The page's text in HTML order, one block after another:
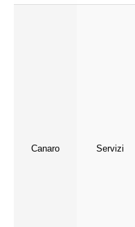
Canaro Servizi